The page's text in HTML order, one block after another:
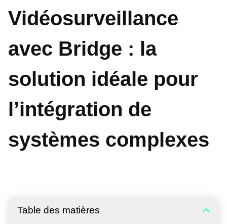
Vidéosurveillance
avec Bridge : la
solution idéale pour
l’intégration de
systèmes complexes
Table des matières